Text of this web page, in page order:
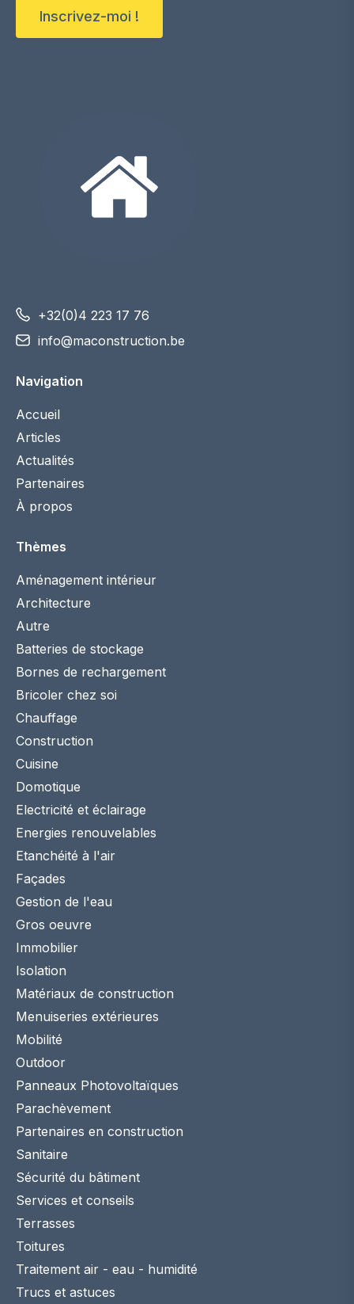
Inscrivez-moi !
+32(0)4 223 17 76
info@maconstruction.be
Navigation
Accueil
Articles
Actualités
Partenaires
À propos
Thèmes
Aménagement intérieur
Architecture
Autre
Batteries de stockage
Bornes de rechargement
Bricoler chez soi
Chauffage
Construction
Cuisine
Domotique
Electricité et éclairage
Energies renouvelables
Etanchéité à l'air
Façades
Gestion de l'eau
Gros oeuvre
Immobilier
Isolation
Matériaux de construction
Menuiseries extérieures
Mobilité
Outdoor
Panneaux Photovoltaïques
Parachèvement
Partenaires en construction
Sanitaire
Sécurité du bâtiment
Services et conseils
Terrasses
Toitures
Traitement air - eau - humidité
Trucs et astuces